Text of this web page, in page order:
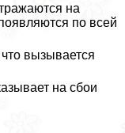
на
по всей
вызывается
на сбои